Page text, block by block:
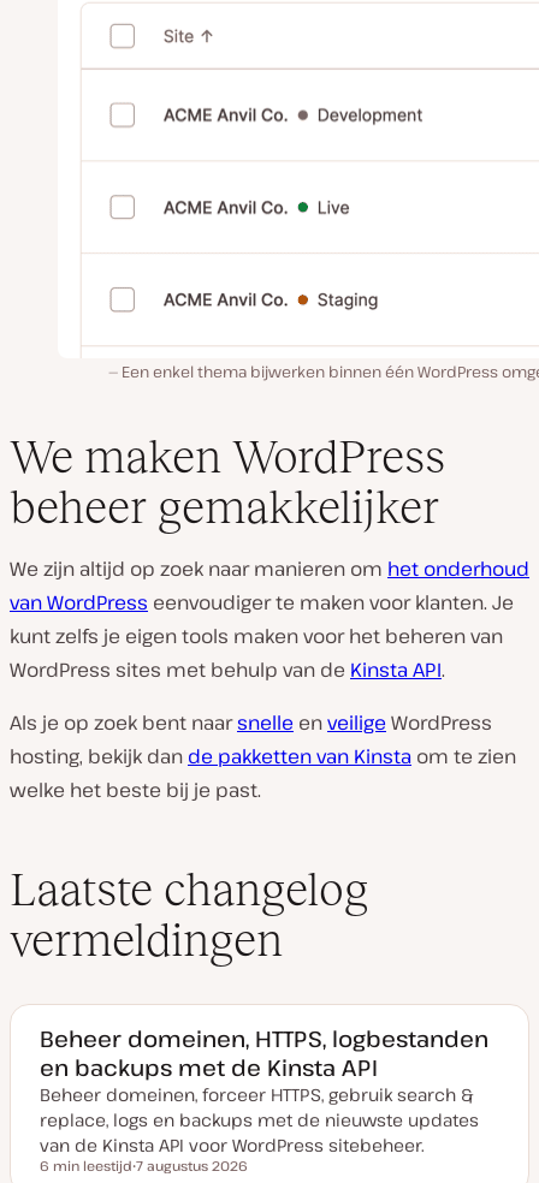
Een enkel thema bijwerken binnen één WordPress
We maken WordPress
beheer gemakkelijker
We zijn altijd op zoek naar manieren om het onderhoud
van WordPress eenvoudiger te maken voor klanten. Je
kunt zelfs je eigen tools maken voor het beheren van
WordPress sites met behulp van de Kinsta API.
Als je op zoek bent naarsnelle enveilige WordPress
hosting, bekijk dan de pakketten van Kinsta om te zien
welke het beste bij je past.
Laatste changelog
vermeldingen
Beheer domeinen, HTTPS, logbestanden
en backups met de Kinsta API
Beheer domeinen, forceer HTTPS, gebruik search &
replace, logs en backups met de nieuwste updates
van de Kinsta API voor WordPress sitebeheer.
Leestijd
6 min leestijd 7 augustus 2026